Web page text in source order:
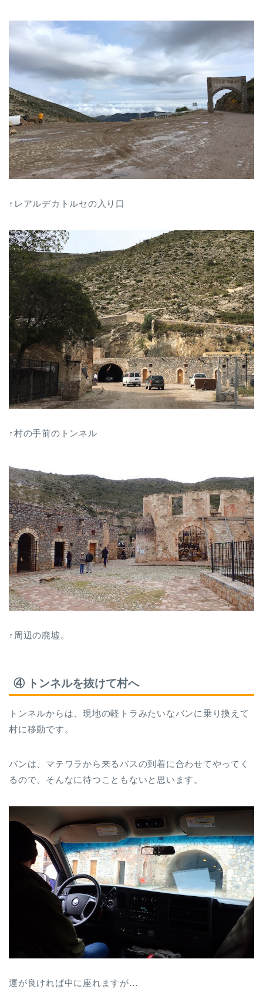
↑レアルデカトルセの入り口
↑村の手前のトンネル
↑周辺の廃墟。
④ トンネルを抜けて村へ
トンネルからは、現地の軽トラみたいなバンに乗り換えて
村に移動です。
バンは、マテワラから来るバスの到着に合わせてやってく
るので、そんなに待つこともないと思います。
運が良ければ中に座れますが…